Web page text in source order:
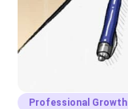
Professional Growth